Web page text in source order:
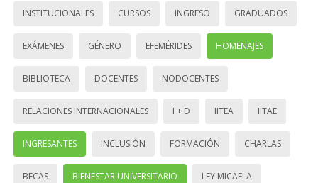
INSTITUCIONALES CURSOS INGRESO GRADUADOS
EXÁMENES GÉNERO EFEMÉRIDES HOMENAJES
BIBLIOTECA DOCENTES NODOCENTES
RELACIONES INTERNACIONALES I + D IITEA IITAE
INGRESANTES INCLUSIÓN FORMACIÓN CHARLAS
BECAS BIENESTAR UNIVERSITARIO LEY MICAELA